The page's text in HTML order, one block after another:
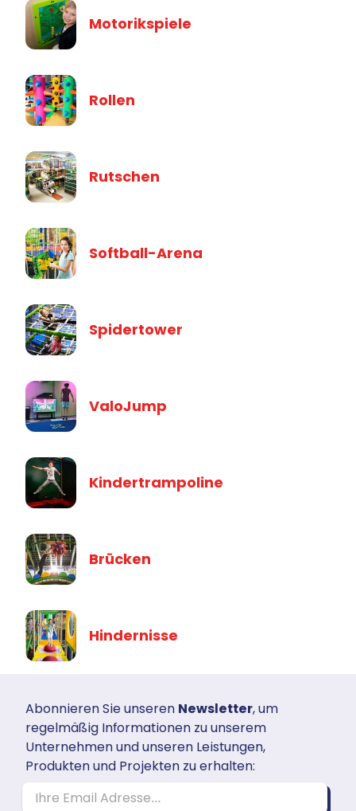
Motorikspiele
Rollen
Rutschen
Softball-Arena
Spidertower
ValoJump
Kindertrampoline
Brücken
Hindernisse
Abonnieren Sie unseren Newsletter, um
regelmäßig Informationen zu unserem
Unternehmen und unseren Leistungen,
Produkten und Projekten zu erhalten:
Ihre Email Adresse…